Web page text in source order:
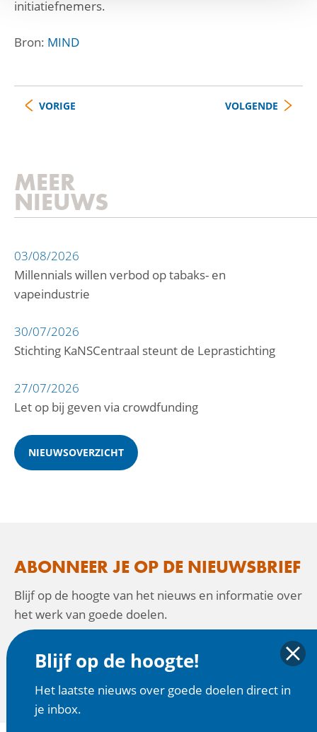
initiatiefnemers.
Bron: MIND
VORIGE VOLGENDE
MEER
NIEUWS
03/08/2026
Millennials willen verbod op tabaks- en
vapeindustrie
30/07/2026
Stichting KaNSCentraal steunt de Leprastichting
27/07/2026
Let op bij geven via crowdfunding
NIEUWSOVERZICHT
ABONNEER JE OP DE NIEUWSBRIEF
Blijf op de hoogte van het nieuws en informatie over
het werk van goede doelen.
AANMELDEN
Blijf op de hoogte!
Het laatste nieuws over goede doelen direct in
je inbox.